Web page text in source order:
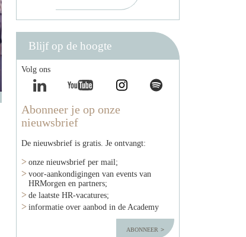
Blijf op de hoogte
Volg ons
Abonneer je op onze
nieuwsbrief
De nieuwsbrief is gratis. Je ontvangt:
onze nieuwsbrief per mail;
voor-aankondigingen van events van
HRMorgen en partners;
de laatste HR-vacatures;
informatie over aanbod in de Academy
abonneer